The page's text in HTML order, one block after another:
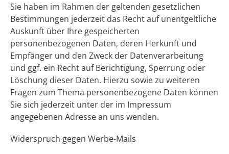
Sie haben im Rahmen der geltenden gesetzlichen
Bestimmungen jederzeit das Recht auf unentgeltliche
Auskunft über Ihre gespeicherten
personenbezogenen Daten, deren Herkunft und
Empfänger und den Zweck der Datenverarbeitung
und ggf. ein Recht auf Berichtigung, Sperrung oder
Löschung dieser Daten. Hierzu sowie zu weiteren
Fragen zum Thema personenbezogene Daten können
Sie sich jederzeit unter der im Impressum
angegebenen Adresse an uns wenden.
Widerspruch gegen Werbe-Mails